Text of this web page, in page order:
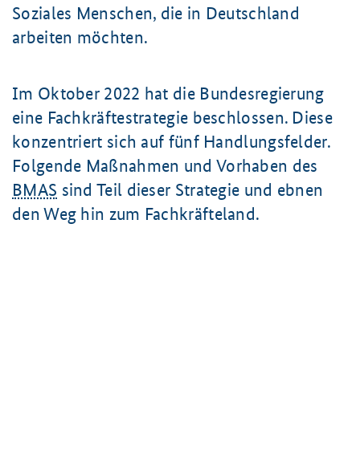
Soziales Menschen, die in Deutschland
arbeiten möchten.
Im Oktober 2022 hat die Bundesregierung
eine Fachkräftestrategie beschlossen. Diese
konzentriert sich auf fünf Handlungsfelder.
Folgende Maßnahmen und Vorhaben des
BMAS sind Teil dieser Strategie und ebnen
den Weg hin zum Fachkräfteland.